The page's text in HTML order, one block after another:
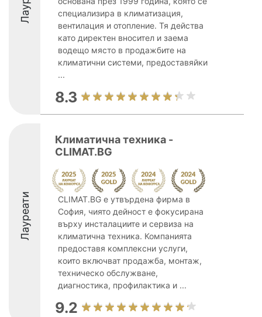
специализира в климатизация,
вентилация и отопление. Тя действа
като директен вносител и заема
водещо място в продажбите на
климатични системи, предоставяйки
...
8.3
Лауреати
Климатична техника -
CLIMAT.BG
CLIMAT.BG е утвърдена фирма в
София, чиято дейност е фокусирана
върху инсталациите и сервиза на
климатична техника. Компанията
предоставя комплексни услуги,
които включват продажба, монтаж,
техническо обслужване,
диагностика, профилактика и ...
9.2